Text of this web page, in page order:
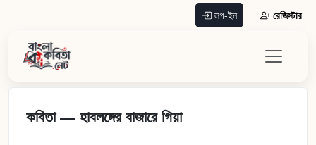
লগ-ইন রেজিস্টার
কবিতা — হাবলঙ্গের বাজারে গিয়া